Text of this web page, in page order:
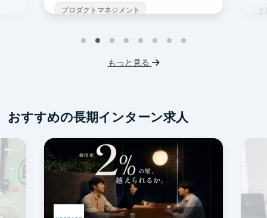
プロダクトマネジメント
もっと見る
おすすめの長期インターン求人